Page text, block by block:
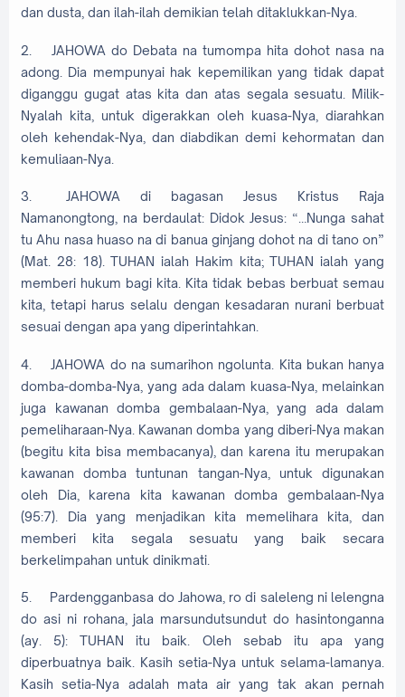
dan dusta, dan ilah-ilah demikian telah ditaklukkan-Nya.
2.
JAHOWA do Debata na tumompa hita dohot nasa na
adong. Dia mempunyai hak kepemilikan yang tidak dapat
diganggu gugat atas kita dan atas segala sesuatu. Milik-
Nyalah kita, untuk digerakkan oleh kuasa-Nya, diarahkan
oleh kehendak-Nya, dan diabdikan demi kehormatan dan
kemuliaan-Nya.
3.
JAHOWA di bagasan Jesus Kristus Raja
Namanongtong, na berdaulat: Didok Jesus: “…Nunga sahat
tu Ahu nasa huaso na di banua ginjang dohot na di tano on”
(Mat. 28: 18). TUHAN ialah Hakim kita; TUHAN ialah yang
memberi hukum bagi kita. Kita tidak bebas berbuat semau
kita, tetapi harus selalu dengan kesadaran nurani berbuat
sesuai dengan apa yang diperintahkan.
4.
JAHOWA do na sumarihon ngolunta. Kita bukan hanya
domba-domba-Nya, yang ada dalam kuasa-Nya, melainkan
juga kawanan domba gembalaan-Nya, yang ada dalam
pemeliharaan-Nya. Kawanan domba yang diberi-Nya makan
(begitu kita bisa membacanya), dan karena itu merupakan
kawanan domba tuntunan tangan-Nya, untuk digunakan
oleh Dia, karena kita kawanan domba gembalaan-Nya
(95:7). Dia yang menjadikan kita memelihara kita, dan
memberi kita segala sesuatu yang baik secara
berkelimpahan untuk dinikmati.
5.
Pardengganbasa do Jahowa, ro di saleleng ni lelengna
do asi ni rohana, jala marsundutsundut do hasintonganna
(ay. 5): TUHAN itu baik. Oleh sebab itu apa yang
diperbuatnya baik. Kasih setia-Nya untuk selama-lamanya.
Kasih setia-Nya adalah mata air yang tak akan pernah